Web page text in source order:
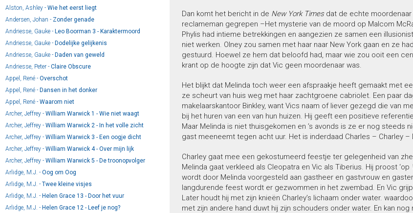
Alston, Ashley - Wie het eerst liegt
Andersen, Johan - Zonder genade
Andriesse, Gauke - Leo Boorman 3 - Karaktermoord
Andriesse, Gauke - Dodelijke gelijkenis
Andriesse, Gauke - Daden van geweld
Andriesse, Peter - Claire Obscure
Appel, René - Overschot
Appel, René - Dansen in het donker
Appel, René - Waarom niet
Archer, Jeffrey - William Warwick 1 - Wie niet waagt
Archer, Jeffrey - William Warwick 2 - In het volle zicht
Archer, Jeffrey - William Warwick 3 - Een oogje dicht
Archer, Jeffrey - William Warwick 4 - Over mijn lijk
Archer, Jeffrey - William Warwick 5 - De troonopvolger
Arlidge, M.J. - Oog om Oog
Arlidge, M.J. - Twee kleine visjes
Arlidge, M.J. - Helen Grace 13 - Door het vuur
Arlidge, M.J. - Helen Grace 12 - Leef je nog?
Dan komt het bericht in de New York Timesdat de echte moordenaar
reclameman gegrepen –Het mysterie van de moord op Malcom
Phylis had intieme betrekkingen en aangezien ze samen een
niet werken. Olney zou samen met haar naar New York gaan en ze
gestuurd. Hoewel ze hem dat beloofd had, maar wie zou ooit een
krant op de hoogte zijn dat Vic geen moordenaar was.
Het blijkt dat Melinda toch weer een afspraakje heeft gemaakt met
ze scheurt van huis weg met haar zachtgroene cabriolet. Een paar
makelaarskantoor Binkley, want Vics naam of liever gezegd die van
bij het huren van een van hun huizen. Hij geeft een positieve
Maar Melinda is niet thuisgekomen en ’s avonds is ze er nog
gast meeneemt tegen acht uur. Het is inderdaad Charles – Charley –
Charley gaat mee een gekostumeerd feestje ter gelegenheid van
Melinda gaat verkleed als Cleopatra en Vic als Tiberius. Hij proost ‘op
wordt door Melinda voorgesteld aan gastheer en gastvrouw en
langdurende feest wordt er gezwommen in het zwembad. En Vic
Later houdt hij met zijn knieën Charley’s lichaam onder water.
met zijn andere hand duwt hij zijn schouders onder water. En kan